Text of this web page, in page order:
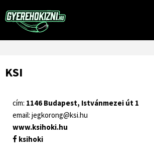
KSI
cím: 1146 Budapest, Istvánmezei út 1
email: jegkorong@ksi.hu
www.ksihoki.hu
ksihoki